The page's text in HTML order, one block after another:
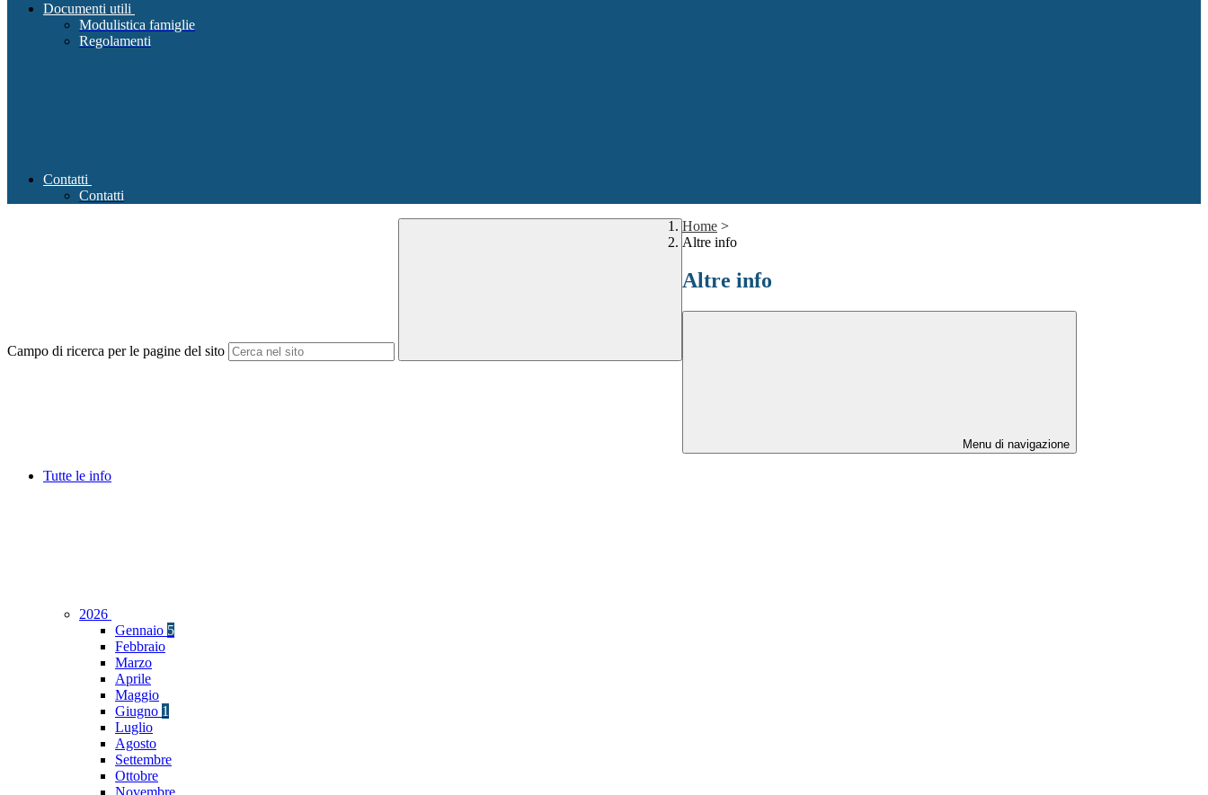
Documenti utili
Modulistica famiglie
Regolamenti
Contatti
Contatti
Campo di ricerca per le pagine del sito
Home >
Altre info
Altre info
Menu di navigazione
Tutte le info
2026
Gennaio 5
Febbraio
Marzo
Aprile
Maggio
Giugno 1
Luglio
Agosto
Settembre
Ottobre